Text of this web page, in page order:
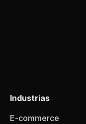
Industrias
E-commerce